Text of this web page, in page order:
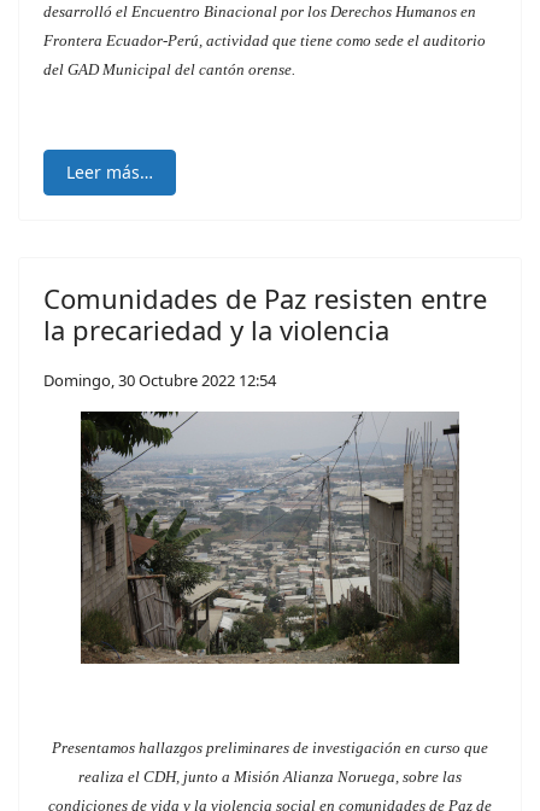
desarrolló el Encuentro Binacional por los Derechos Humanos en
Frontera Ecuador-Perú, actividad que tiene como sede el auditorio
del GAD Municipal del cantón orense.
Leer más…
Comunidades de Paz resisten entre
la precariedad y la violencia
Domingo, 30 Octubre 2022 12:54
Presentamos hallazgos preliminares de investigación en curso que
realiza el CDH, junto a Misión Alianza Noruega, sobre las
condiciones de vida y la violencia social en comunidades de Paz de